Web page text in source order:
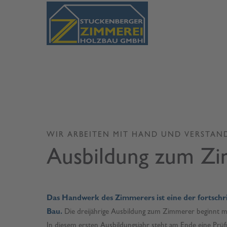
Login
Anmelden
We
WIR ARBEITEN MIT HAND UND
Ausbildung zum
Das Handwerk des Zimmerers ist eine der
Bau. Die dreijährige Ausbildung zum Zimmerer beginnt
In diesem ersten Ausbildungsjahr steht am Ende eine